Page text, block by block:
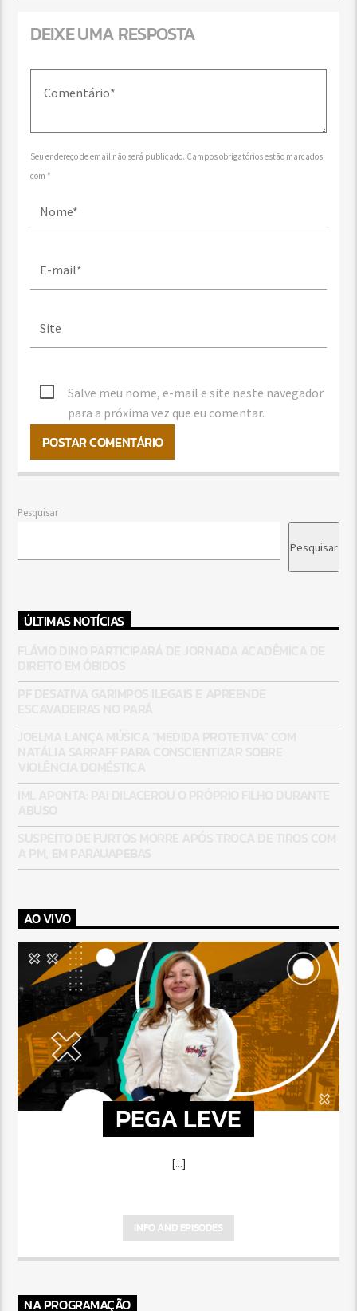
DEIXE UMA RESPOSTA
Seu endereço de email não será publicado. Campos obrigatórios estão marcados
com *
Salve meu nome, e-mail e site neste navegador
para a próxima vez que eu comentar.
Pesquisar
Pesquisar
ÚLTIMAS NOTÍCIAS
AO VIVO
PEGA LEVE
[...]
INFO AND EPISODES
NA PROGRAMAÇÃO